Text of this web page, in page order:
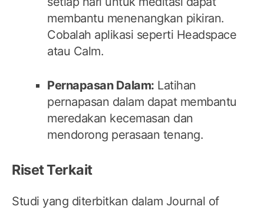
membantu menenangkan pikiran.
Cobalah aplikasi seperti Headspace
atau Calm.
Pernapasan Dalam: Latihan
pernapasan dalam dapat membantu
meredakan kecemasan dan
mendorong perasaan tenang.
Riset Terkait
Studi yang diterbitkan dalam Journal of